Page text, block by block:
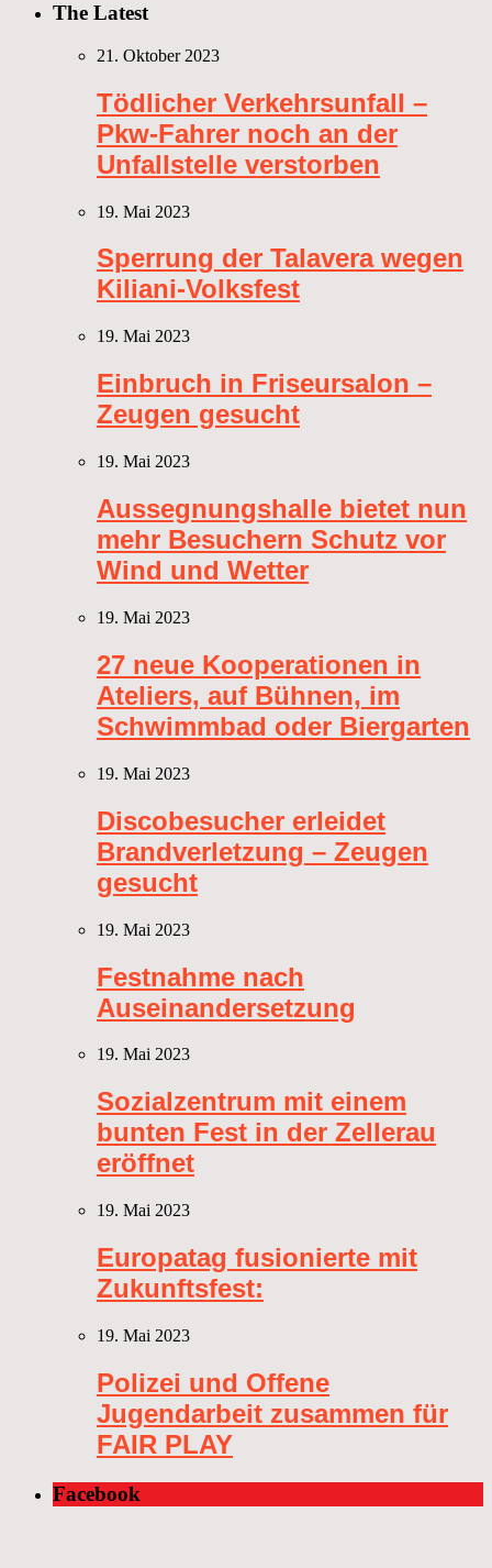
The Latest
21. Oktober 2023
Tödlicher Verkehrsunfall –
Pkw-Fahrer noch an der
Unfallstelle verstorben
19. Mai 2023
Sperrung der Talavera wegen
Kiliani-Volksfest
19. Mai 2023
Einbruch in Friseursalon –
Zeugen gesucht
19. Mai 2023
Aussegnungshalle bietet nun
mehr Besuchern Schutz vor
Wind und Wetter
19. Mai 2023
27 neue Kooperationen in
Ateliers, auf Bühnen, im
Schwimmbad oder Biergarten
19. Mai 2023
Discobesucher erleidet
Brandverletzung – Zeugen
gesucht
19. Mai 2023
Festnahme nach
Auseinandersetzung
19. Mai 2023
Sozialzentrum mit einem
bunten Fest in der Zellerau
eröffnet
19. Mai 2023
Europatag fusionierte mit
Zukunftsfest:
19. Mai 2023
Polizei und Offene
Jugendarbeit zusammen für
FAIR PLAY
Facebook